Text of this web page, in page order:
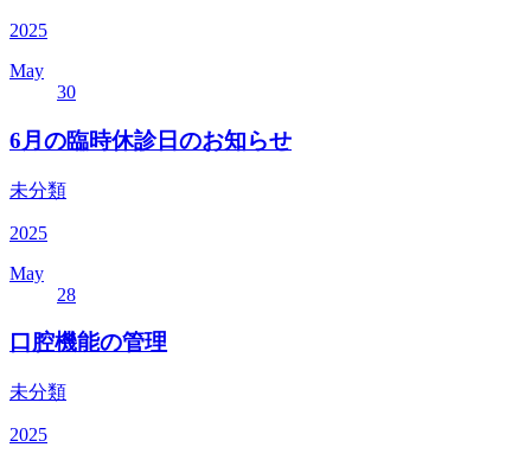
2025
May
30
6月の臨時休診日のお知らせ
未分類
2025
May
28
口腔機能の管理
未分類
2025